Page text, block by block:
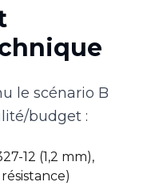
le scénario B
budget :
12 (1,2 mm),